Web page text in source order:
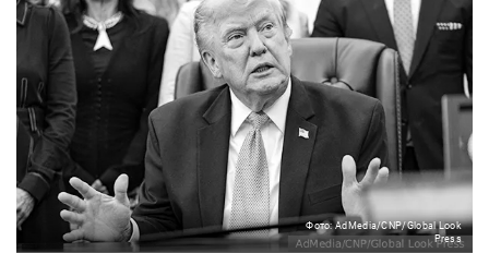
Фото: AdMedia/CNP/Global Look
Press